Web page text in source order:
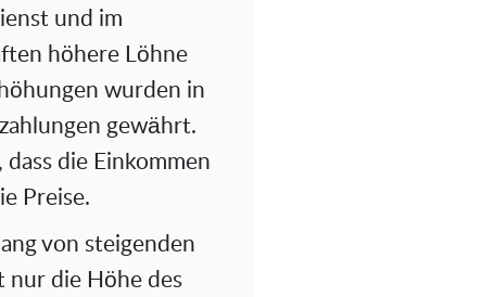
und im
höhere Löhne
wurden in
gewährt.
die Einkommen
Preise.
von steigenden
nur die Höhe des